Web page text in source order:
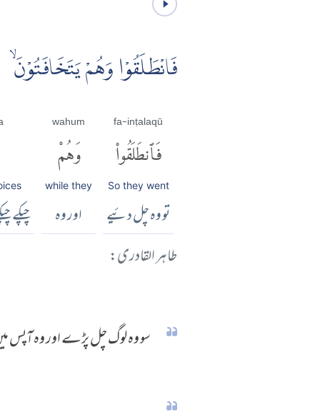
فَانْطَلَقُوْا وَهُمْ يَتَخَافَتُوْنَۙ
fa-inṭalaqū
فَٱنطَلَقُوا۟
So they went
تو وہ چل دئیے
wahum
وَهُمْ
while they
اور وہ چپکے
طاہر القادری:
سو وہ لوگ چل پڑے اور وہ آپس